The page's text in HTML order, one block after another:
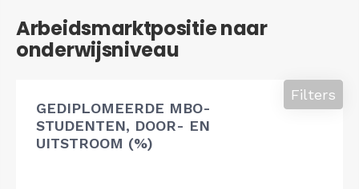
Arbeidsmarktpositie naar
onderwijsniveau
GEDIPLOMEERDE MBO-
STUDENTEN, DOOR- EN
UITSTROOM (%)
Filters